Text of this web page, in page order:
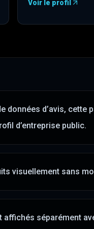
un nouvel onglet)
Voir le profil
—BBB(s’ouvre
données d’avis, cette
d’entreprise public.
visuellement sans
séparément